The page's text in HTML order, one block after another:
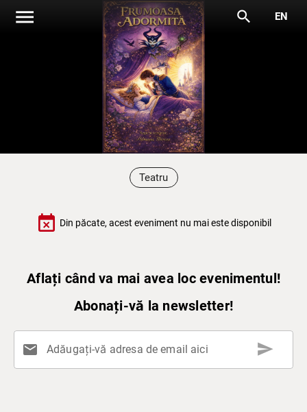
menu search EN
Teatru
event_busy Din păcate, acest eveniment nu mai este disponibil
Aflați când va mai avea loc evenimentul!
Abonați-vă la newsletter!
mail Adăugați-vă adresa de email aici send